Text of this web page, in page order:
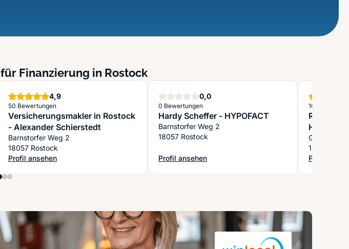
Finanzierung in Rostock
4,9Sterne
50 Bewertungen
Versicherungsmakler in Rostock
- Alexander Schierstedt
Barnstorfer Weg 2
18057 Rostock
Profil ansehen
: Versicherungsmakler in Rostock - Alexander Schierstedt
0,0Sterne
0 Bewertungen
Hardy Scheffer - HYPOFACT
Barnstorfer Weg 2
18057 Rostock
Profil ansehen
: Hardy Scheffer - HYPOFACT
100
Roland
18055
Profil
: Roland